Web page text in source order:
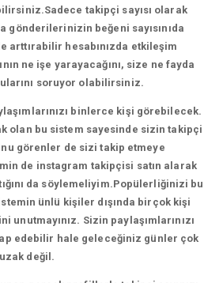
takipçi sayısı olarak
gönderilerinizin beğeni sayısınıda
arttırabilir hesabınızda etkileşim
ne işe yarayacağını, size ne fayda
soruyor olabilirsiniz.
binlerce kişi görebilecek.
olan bu sistem sayesinde sizin takipçi
görenler de sizi takip etmeye
de instagram takipçisi satın alarak
da söylemeliyim.Popülerliğinizi bu
ünlü kişiler dışında birçok kişi
unutmayınız. Sizin paylaşımlarınızı
edebilir hale geleceğiniz günler çok
uzak değil.